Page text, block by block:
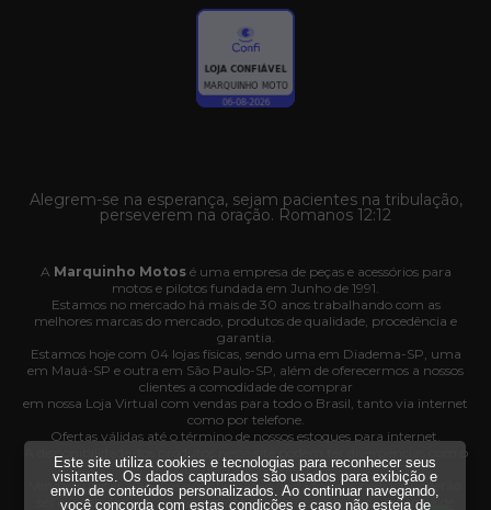
Alegrem-se na esperança, sejam pacientes na tribulação,
perseverem na oração. Romanos 12:12
A Marquinho Motosé uma empresa de peças e acessórios para
motos e pilotos fundada em Junho de 1991.
Estamos no mercado há mais de 30 anos trabalhando com as
melhores marcas do mercado, produtos de qualidade, procedência e
garantia.
Estamos hoje com 04 lojas físicas, sendo uma em Diadema-SP, uma
em Mauá-SP e outra em São Paulo-SP, além de oferecermos a nossos
clientes a comodidade de comprar
em nossa Loja Virtual com vendas para todo o Brasil, tanto via internet
como por telefone.
Ofertas válidas até o término de nossos estoques para internet.
A disponibilidade dos produtos nesse site podem ter divergências com o
estoque das nossas lojas físicas.
Vendas sujeitas à análise e confirmação de dados e os pedidos poderão
ser cancelados automaticamente pela loja caso haja divergência de
Este site utiliza cookies e tecnologias para reconhecer seus
visitantes. Os dados capturados são usados para exibição e
envio de conteúdos personalizados. Ao continuar navegando,
você concorda com estas condições e caso não esteja de